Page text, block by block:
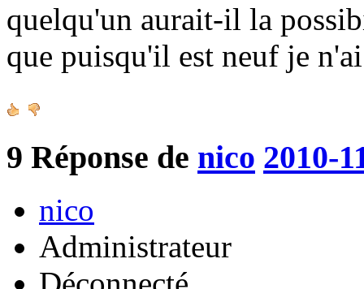
quelqu'un aurait-il la
que puisqu'il est neuf je
9 Réponse de nico 2010-
nico
Administrateur